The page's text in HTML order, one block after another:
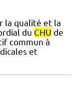
la qualité et la
du CHU de
commun à
et